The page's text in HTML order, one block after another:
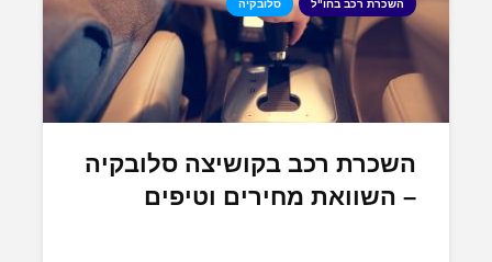
השכרת רכב בחו"ל סלובקיה
השכרת רכב בקושיצה סלובקיה
– השוואת מחירים וטיפים